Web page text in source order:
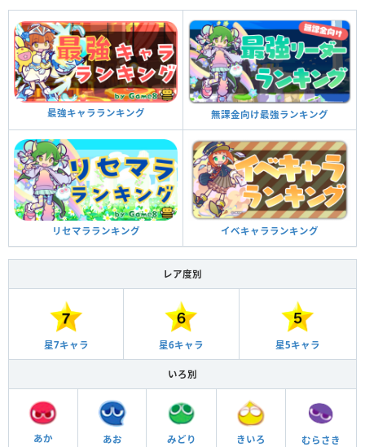
最強キャラランキング 無課金向け最強ランキング
リセマラランキング イベキャラランキング
レア度別
星7キャラ 星6キャラ 星5キャラ
いろ別
あか あお みどり きいろ むらさき